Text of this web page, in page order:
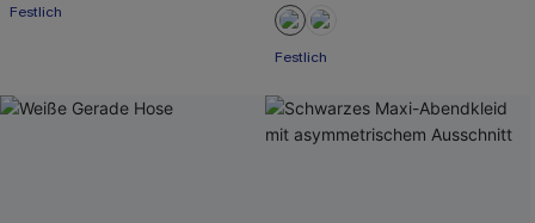
Festlich
Festlich